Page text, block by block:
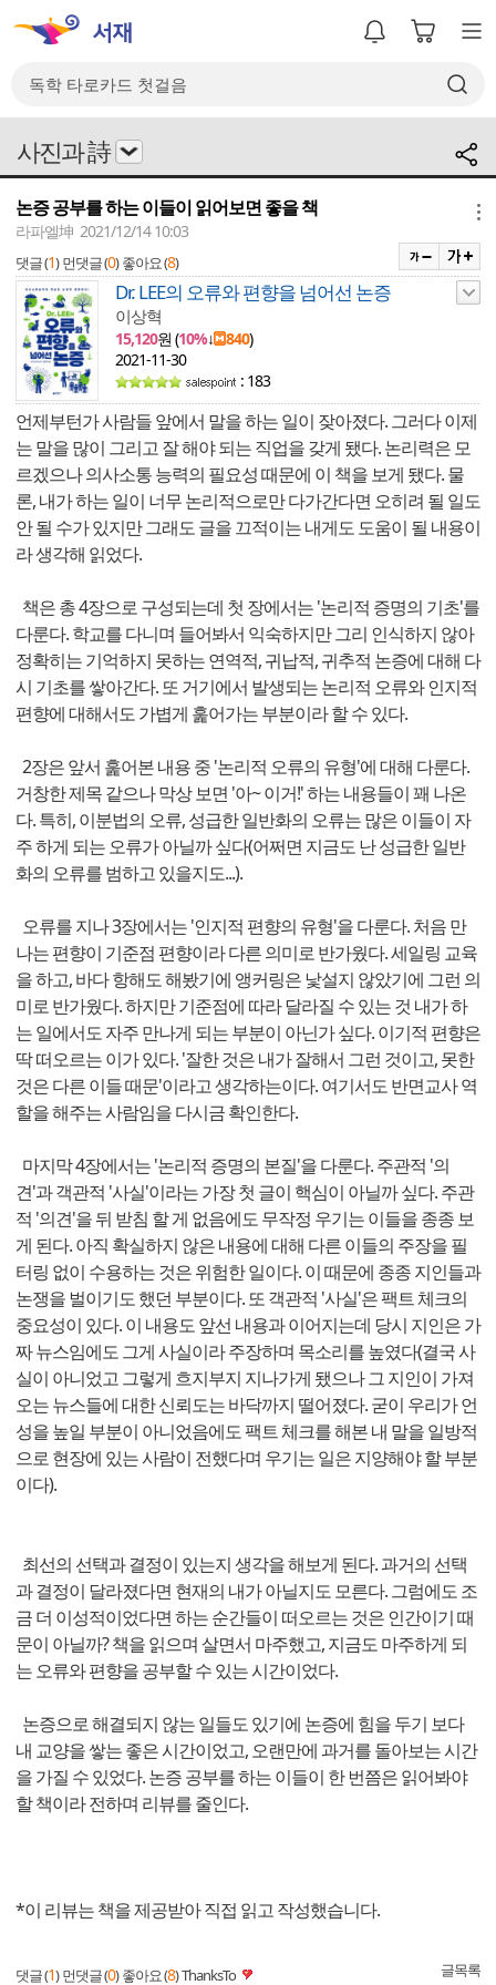
사진과 詩
논증 공부를 하는 이들이 읽어보면 좋을 책
라파엘坤 2021/12/14 10:03
댓글 (1) 먼댓글 (0) 좋아요 (8)
Dr. LEE의 오류와 편향을 넘어선 논증
이상혁
15,120원 (10%↓ 840)
2021-11-30
: 183
언제부턴가 사람들 앞에서 말을 하는 일이 잦아졌다. 그러다 이제
는 말을 많이 그리고 잘 해야 되는 직업을 갖게 됐다. 논리력은 모
르겠으나 의사소통 능력의 필요성 때문에 이 책을 보게 됐다. 물
론, 내가 하는 일이 너무 논리적으로만 다가간다면 오히려 될 일도
안 될 수가 있지만 그래도 글을 끄적이는 내게도 도움이 될 내용이
라 생각해 읽었다.
책은 총 4장으로 구성되는데 첫 장에서는 '논리적 증명의 기초'를
다룬다. 학교를 다니며 들어봐서 익숙하지만 그리 인식하지 않아
정확히는 기억하지 못하는 연역적, 귀납적, 귀추적 논증에 대해 다
시 기초를 쌓아간다. 또 거기에서 발생되는 논리적 오류와 인지적
편향에 대해서도 가볍게 훑어가는 부분이라 할 수 있다.
2장은 앞서 훑어본 내용 중 '논리적 오류의 유형'에 대해 다룬다.
거창한 제목 같으나 막상 보면 '아~ 이거!' 하는 내용들이 꽤 나온
다. 특히, 이분법의 오류, 성급한 일반화의 오류는 많은 이들이 자
주 하게 되는 오류가 아닐까 싶다(어쩌면 지금도 난 성급한 일반
화의 오류를 범하고 있을지도...).
오류를 지나 3장에서는 '인지적 편향의 유형'을 다룬다. 처음 만
나는 편향이 기준점 편향이라 다른 의미로 반가웠다. 세일링 교육
을 하고, 바다 항해도 해봤기에 앵커링은 낯설지 않았기에 그런 의
미로 반가웠다. 하지만 기준점에 따라 달라질 수 있는 것 내가 하
는 일에서도 자주 만나게 되는 부분이 아닌가 싶다. 이기적 편향은
딱 떠오르는 이가 있다. '잘한 것은 내가 잘해서 그런 것이고, 못한
것은 다른 이들 때문'이라고 생각하는이다. 여기서도 반면교사 역
할을 해주는 사람임을 다시금 확인한다.
마지막 4장에서는 '논리적 증명의 본질'을 다룬다. 주관적 '의
견'과 객관적 '사실'이라는 가장 첫 글이 핵심이 아닐까 싶다. 주관
적 '의견'을 뒤 받침 할 게 없음에도 무작정 우기는 이들을 종종 보
게 된다. 아직 확실하지 않은 내용에 대해 다른 이들의 주장을 필
터링 없이 수용하는 것은 위험한 일이다. 이 때문에 종종 지인들과
논쟁을 벌이기도 했던 부분이다. 또 객관적 '사실'은 팩트 체크의
중요성이 있다. 이 내용도 앞선 내용과 이어지는데 당시 지인은 가
짜 뉴스임에도 그게 사실이라 주장하며 목소리를 높였다(결국 사
실이 아니었고 그렇게 흐지부지 지나가게 됐으나 그 지인이 가져
오는 뉴스들에 대한 신뢰도는 바닥까지 떨어졌다. 굳이 우리가 언
성을 높일 부분이 아니었음에도 팩트 체크를 해본 내 말을 일방적
으로 현장에 있는 사람이 전했다며 우기는 일은 지양해야 할 부분
이다).
최선의 선택과 결정이 있는지 생각을 해보게 된다. 과거의 선택
과 결정이 달라졌다면 현재의 내가 아닐지도 모른다. 그럼에도 조
금 더 이성적이었다면 하는 순간들이 떠오르는 것은 인간이기 때
문이 아닐까? 책을 읽으며 살면서 마주했고, 지금도 마주하게 되
는 오류와 편향을 공부할 수 있는 시간이었다.
논증으로 해결되지 않는 일들도 있기에 논증에 힘을 두기 보다
내 교양을 쌓는 좋은 시간이었고, 오랜만에 과거를 돌아보는 시간
을 가질 수 있었다. 논증 공부를 하는 이들이 한 번쯤은 읽어봐야
할 책이라 전하며 리뷰를 줄인다.
*이 리뷰는 책을 제공받아 직접 읽고 작성했습니다.
댓글 (1) 먼댓글 (0) 좋아요 (8)ThanksTo 글목록